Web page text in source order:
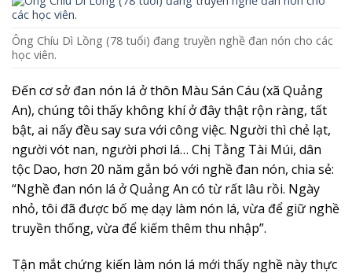
Ông Chíu Dì Lồng (78 tuổi) đang truyền nghề đan nón cho các
học viên.
Đến cơ sở đan nón lá ở thôn Màu Sán Cáu (xã Quảng
An), chúng tôi thấy không khí ở đây thật rộn ràng, tất
bật, ai nấy đều say sưa với công việc. Người thì chẻ lạt,
người vót nan, người phơi lá… Chị Tằng Tài Múi, dân
tộc Dao, hơn 20 năm gắn bó với nghề đan nón, chia sẻ:
“Nghề đan nón lá ở Quảng An có từ rất lâu rồi. Ngày
nhỏ, tôi đã được bố mẹ dạy làm nón lá, vừa để giữ nghề
truyền thống, vừa để kiếm thêm thu nhập”.
Tận mắt chứng kiến làm nón lá mới thấy nghề này thực